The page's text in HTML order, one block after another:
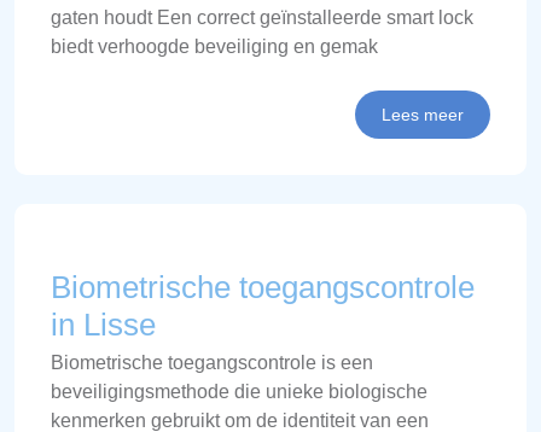
gaten houdt Een correct geïnstalleerde smart lock
biedt verhoogde beveiliging en gemak
Lees meer
Biometrische toegangscontrole
in Lisse
Biometrische toegangscontrole is een
beveiligingsmethode die unieke biologische
kenmerken gebruikt om de identiteit van een